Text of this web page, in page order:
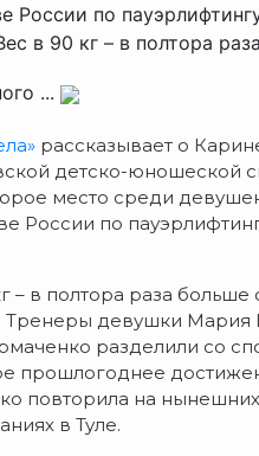
России по
в 90 кг – в полтора
...
рассказывает о
детско-юношеской
место среди
России по
– в полтора раза больше
Тренеры девушки Мария
разделили со
прошлогоднее
повторила на нынешних
в Туле.